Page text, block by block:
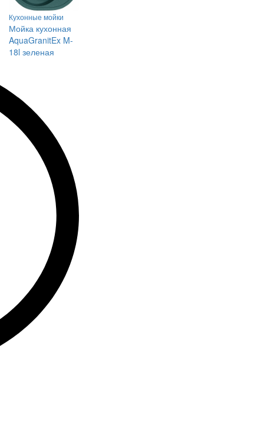
Кухонные мойки
Мойка кухонная
AquaGranitEx M-
18l зеленая